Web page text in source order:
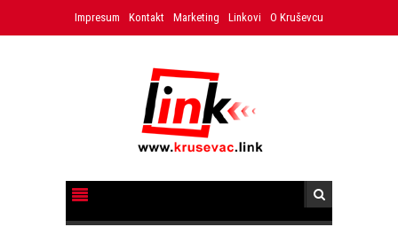
Impresum Kontakt Marketing Linkovi O Kruševcu